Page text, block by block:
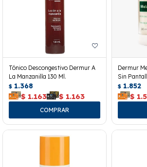
Tónico Descongestivo Dermur A
La Manzanilla 130 Ml.
$ 1.368
$ 1.163 $ 1.163
Dermur
Sin
$ 1.852
$